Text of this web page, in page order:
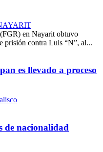
en Nayarit obtuvo
prisión contra Luis “N”, al...
es llevado a proceso
de nacionalidad